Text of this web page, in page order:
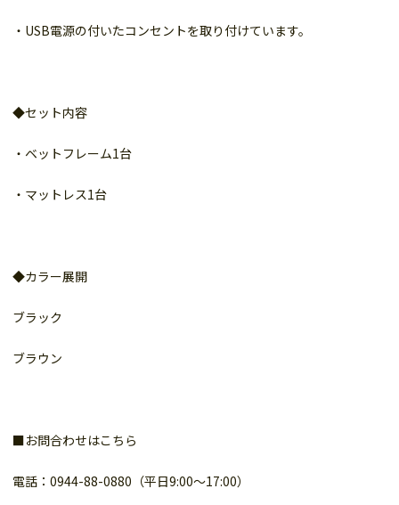
・USB電源の付いたコンセントを取り付けています。
◆セット内容
・ベットフレーム1台
・マットレス1台
◆カラー展開
ブラック
ブラウン
■お問合わせはこちら
電話：0944-88-0880（平日9:00～17:00）